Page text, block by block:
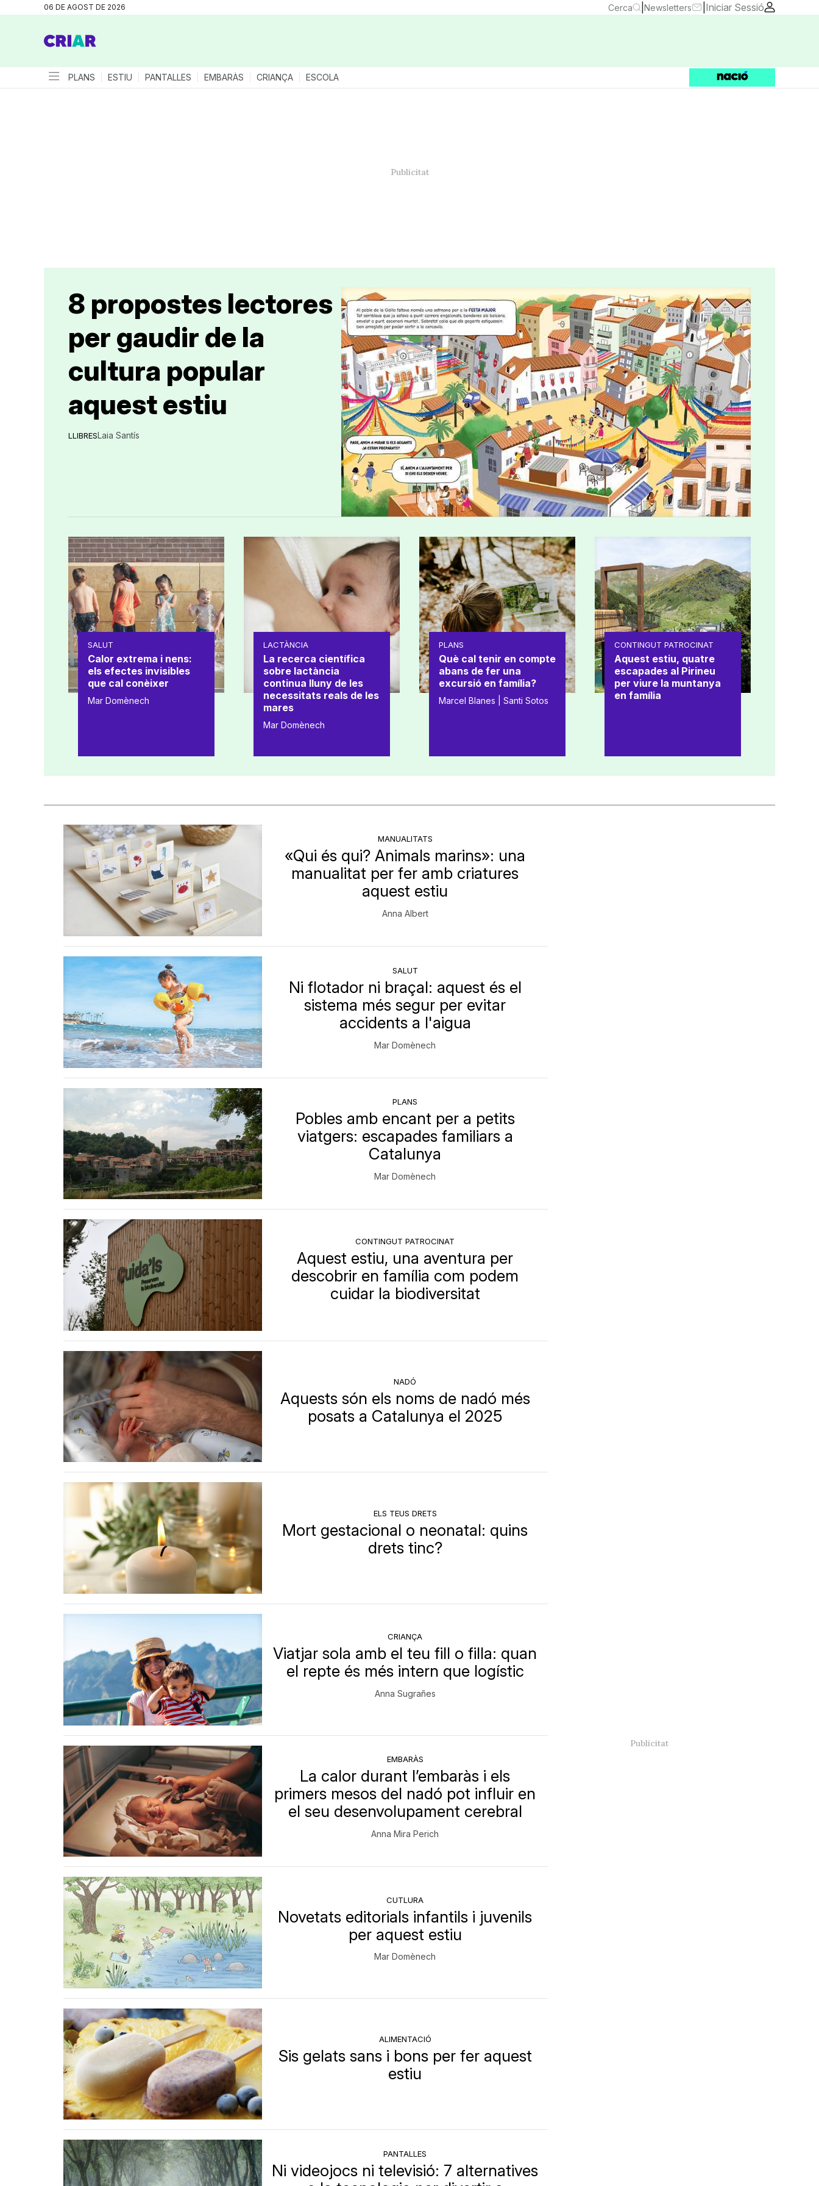
06 DE AGOST DE 2026 Cerca Newsletters Iniciar Sessió
PLANS ESTIU PANTALLES EMBARÀS CRIANÇA ESCOLA
LLIBRES
8 propostes lectores
per gaudir de la
cultura popular
aquest estiu
Laia Santís
SALUT
Calor extrema i nens:
els efectes invisibles
que cal conèixer
Mar Domènech
LACTÀNCIA
La recerca científica
sobre lactància
continua lluny de les
necessitats reals de les
mares
Mar Domènech
PLANS
Què cal tenir en compte
abans de fer una
excursió en família?
Marcel Blanes | Santi Sotos
CONTINGUT PATROCINAT
Aquest estiu, quatre
escapades al Pirineu
per viure la muntanya
en família
MANUALITATS
«Qui és qui? Animals marins»: una
manualitat per fer amb criatures
aquest estiu
Anna Albert
SALUT
Ni flotador ni braçal: aquest és el
sistema més segur per evitar
accidents a l'aigua
Mar Domènech
PLANS
Pobles amb encant per a petits
viatgers: escapades familiars a
Catalunya
Mar Domènech
CONTINGUT PATROCINAT
Aquest estiu, una aventura per
descobrir en família com podem
cuidar la biodiversitat
NADÓ
Aquests són els noms de nadó més
posats a Catalunya el 2025
ELS TEUS DRETS
Mort gestacional o neonatal: quins
drets tinc?
CRIANÇA
Viatjar sola amb el teu fill o filla: quan
el repte és més intern que logístic
Anna Sugrañes
EMBARÀS
La calor durant l’embaràs i els
primers mesos del nadó pot influir en
el seu desenvolupament cerebral
Anna Mira Perich
CUTLURA
Novetats editorials infantils i juvenils
per aquest estiu
Mar Domènech
ALIMENTACIÓ
Sis gelats sans i bons per fer aquest
estiu
PANTALLES
Ni videojocs ni televisió: 7 alternatives